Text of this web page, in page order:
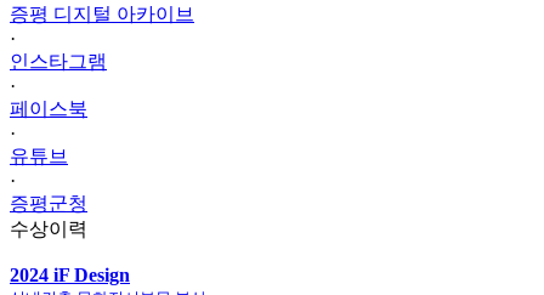
증평 디지털 아카이브
·
인스타그램
·
페이스북
·
유튜브
·
증평군청
수상이력
2024 iF Design